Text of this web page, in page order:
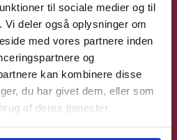
til sociale medier og til
deler også oplysninger om
med vores partnere inden
og
kan kombinere disse
du har givet dem, eller som
af deres tjenester.